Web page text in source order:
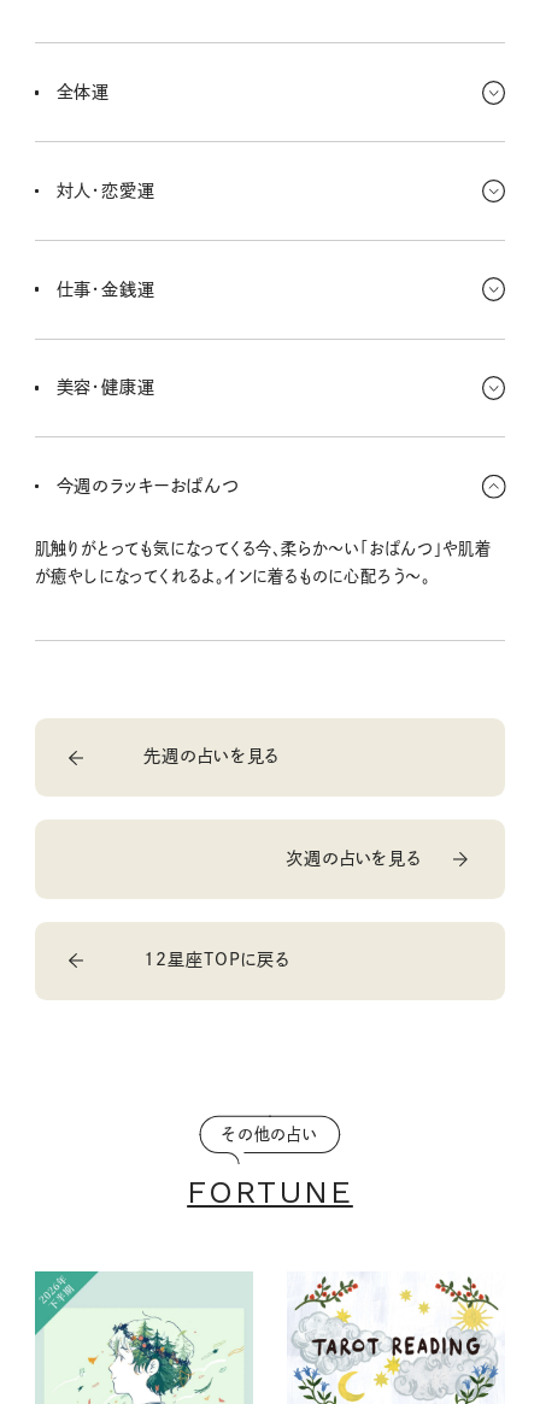
全体運
さん出合うとさらにパワーアップできるんだ。お金や仕事に関して見
対人・恋愛運
があるから見逃さないでほしいんだ。あと直感が働きやすいから、今
仕事・金銭運
べたり、金融商品も見極められそうなんだな。大きなお買い物の検討
美容・健康運
も満足感を与えてくれるんだ。プロの手を借りるのも一案さ。ツヤっ
今週のラッキーおぱんつ
肌触りがとっても気になってくる今、柔らか〜い「おぱんつ」や肌着
が癒やしになってくれるよ。インに着るものに心配ろう〜。
先週の占いを見る
次週の占いを見る
12星座TOPに戻る
その他の占い
FORTUNE